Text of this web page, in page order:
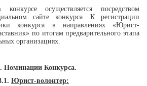
осуществляется посредством
сайте конкурса. К регистрации
конкурса в направлениях «Юрист-
по итогам предварительного этапа
организациях.
. Номинации Конкурса.
Юрист-волонтер: